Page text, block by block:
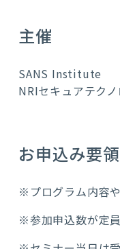
主催
SANS Institute
NRIセキュアテク
お申込み要領
※プログラム内容
※参加申込数が定